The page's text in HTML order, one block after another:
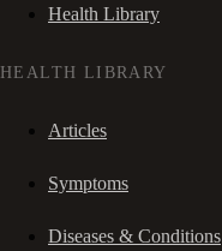
Health Library
HEALTH LIBRARY
Articles
Symptoms
Diseases & Conditions